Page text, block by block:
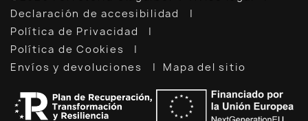
Declaración de accesibilidad
Política de Privacidad
Política de Cookies
Envíos y devoluciones
Mapa del sitio